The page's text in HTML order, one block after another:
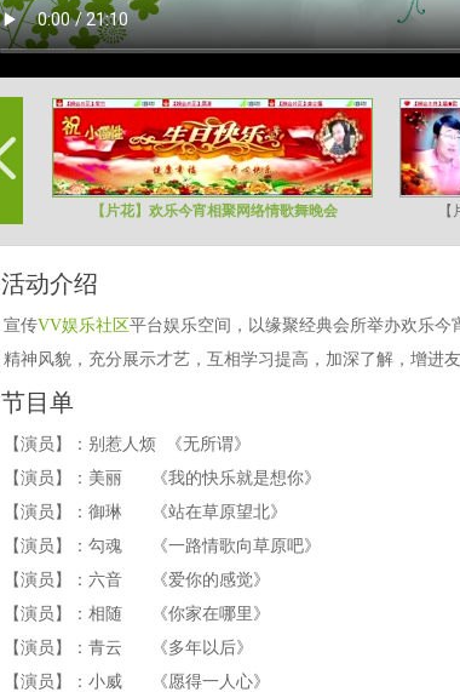
【片花】欢乐今宵相聚网络情歌舞晚会
活动介绍
宣传VV娱乐社区平台娱乐空间，以缘聚经典会所举办欢乐
精神风貌，充分展示才艺，互相学习提高，加深了解，增进
节目单
【演员】：别惹人烦 《无所谓》
【演员】：美丽 《我的快乐就是想你》
【演员】：御琳 《站在草原望北》
【演员】：勾魂 《一路情歌向草原吧》
【演员】：六音 《爱你的感觉》
【演员】：相随 《你家在哪里》
【演员】：青云 《多年以后》
【演员】：小威 《愿得一人心》